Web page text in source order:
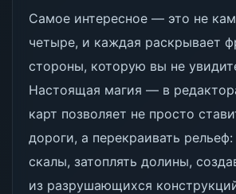
Самое интересное — это не
четыре, и каждая раскрывает
стороны, которую вы не
Настоящая магия — в
карт позволяет не просто
дороги, а перекраивать
скалы, затоплять долины,
из разрушающихся